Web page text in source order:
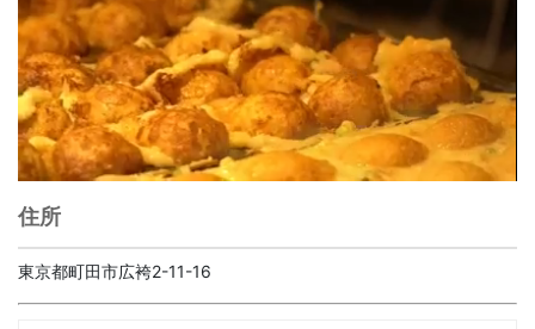
住所
東京都町田市広袴2-11-16